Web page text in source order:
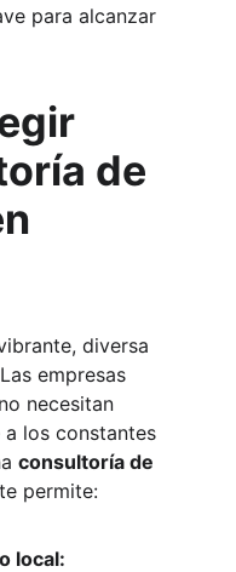
para alcanzar
de
diversa
empresas
necesitan
los constantes
consultoría de
te permite:
local: